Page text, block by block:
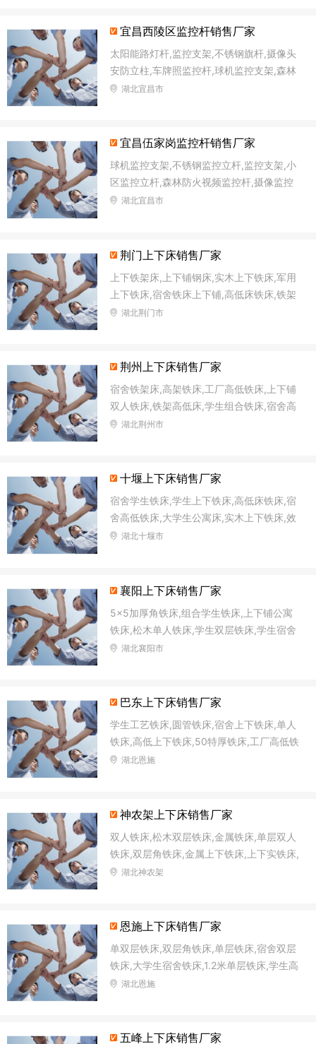
宜昌西陵区监控杆销售厂家
太阳能路灯杆,监控支架,不锈钢旗杆,摄像头
安防立柱,车牌照监控杆,球机监控支架,森林
防火视频监控杆,太阳能监控灯灯杆
湖北宜昌市
宜昌伍家岗监控杆销售厂家
球机监控支架,不锈钢监控立杆,监控支架,小
区监控立杆,森林防火视频监控杆,摄像监控
杆,森林防火语音监控杆,太阳能路灯杆
湖北宜昌市
荆门上下床销售厂家
上下铁架床,上下铺钢床,实木上下铁床,军用
上下铁床,宿舍铁床上下铺,高低床铁床,铁架
双层床,上下高低铁床
湖北荆门市
荆州上下床销售厂家
宿舍铁架床,高架铁床,工厂高低铁床,上下铺
双人铁床,铁架高低床,学生组合铁床,宿舍高
低铁床,加固高低床
湖北荆州市
十堰上下床销售厂家
宿舍学生铁床,学生上下铁床,高低床铁床,宿
舍高低铁床,大学生公寓床,实木上下铁床,效
用双层铁床,直管铁床
湖北十堰市
襄阳上下床销售厂家
5×5加厚角铁床,组合学生铁床,上下铺公寓
铁床,松木单人铁床,学生双层铁床,学生宿舍
铁床,方管铁床,单、双层铁床
湖北襄阳市
巴东上下床销售厂家
学生工艺铁床,圆管铁床,宿舍上下铁床,单人
铁床,高低上下铁床,50特厚铁床,工厂高低铁
床,铁架双层床
湖北恩施
神农架上下床销售厂家
双人铁床,松木双层铁床,金属铁床,单层双人
铁床,双层角铁床,金属上下铁床,上下实铁床,
公寓上下铁床
湖北神农架
恩施上下床销售厂家
单双层铁床,双层角铁床,单层铁床,宿舍双层
铁床,大学生宿舍铁床,1.2米单层铁床,学生高
低铁床,单位铁床
湖北恩施
五峰上下床销售厂家